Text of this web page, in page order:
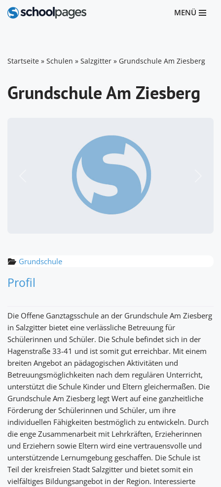
MENÜ
Startseite » Schulen » Salzgitter » Grundschule Am Ziesberg
Grundschule Am Ziesberg
Grundschule
Profil
Die Offene Ganztagsschule an der Grundschule Am Ziesberg
in Salzgitter bietet eine verlässliche Betreuung für
Schülerinnen und Schüler. Die Schule befindet sich in der
Hagenstraße 33-41 und ist somit gut erreichbar. Mit einem
breiten Angebot an pädagogischen Aktivitäten und
Betreuungsmöglichkeiten nach dem regulären Unterricht,
unterstützt die Schule Kinder und Eltern gleichermaßen. Die
Grundschule Am Ziesberg legt Wert auf eine ganzheitliche
Förderung der Schülerinnen und Schüler, um ihre
individuellen Fähigkeiten bestmöglich zu entwickeln. Durch
die enge Zusammenarbeit mit Lehrkräften, Erzieherinnen
und Erziehern sowie Eltern wird eine vertrauensvolle und
unterstützende Lernumgebung geschaffen. Die Schule ist
Teil der kreisfreien Stadt Salzgitter und bietet somit ein
vielfältiges Bildungsangebot in der Region. Interessierte